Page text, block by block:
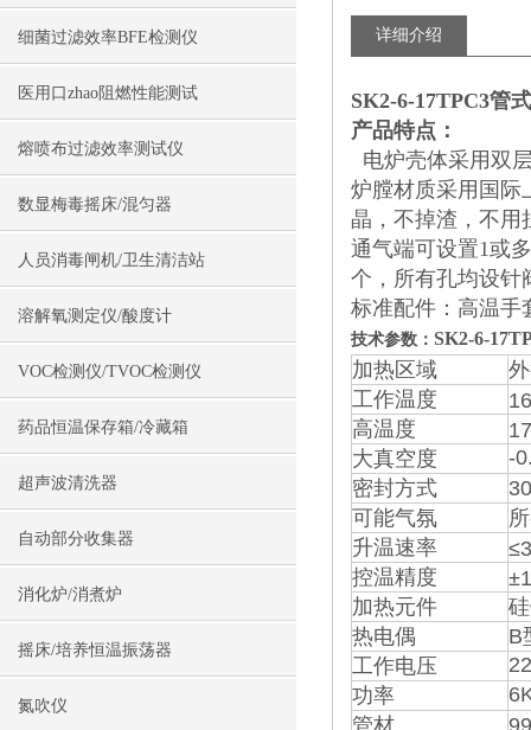
细菌过滤效率BFE检测仪
医用口zhao阻燃性能测试
熔喷布过滤效率测试仪
数显梅毒摇床/混匀器
人员消毒闸机/卫生清洁站
溶解氧测定仪/酸度计
VOC检测仪/TVOC检测仪
药品恒温保存箱/冷藏箱
超声波清洗器
自动部分收集器
消化炉/消煮炉
摇床/培养恒温振荡器
氮吹仪
详细介绍
SK2-6-17TPC3管
产品特点：
电炉壳体采用双
炉膛材质采用国际
晶，不掉渣，不用
通气端可设置1或
个，所有孔均设针
标准配件：高温手
技术参数： SK2-6-
加热区域
工作温度
高温度
大真空度
-
密封方式
可能气氛
升温速率
控温精度
加热元件
热电偶
B
工作电压
功率
管材